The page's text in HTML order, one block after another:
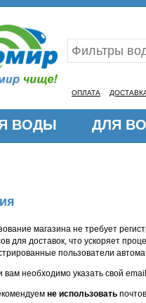
ОПЛАТА
ВОДЫ ДЛЯ
магазина не требует
для доставок, что ускоряет
пользователи
вам необходимо указать свой
не использовать